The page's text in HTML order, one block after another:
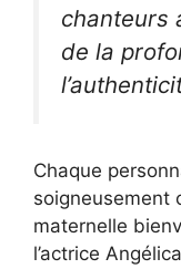
chanteurs
de la
Chaque
soigneusement
maternelle
l’actrice